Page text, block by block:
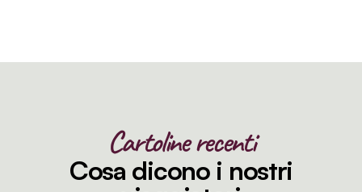
Cartoline recenti
Cosa dicono i nostri